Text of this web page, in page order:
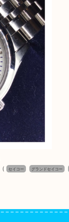
（ セイコー グランドセイコー